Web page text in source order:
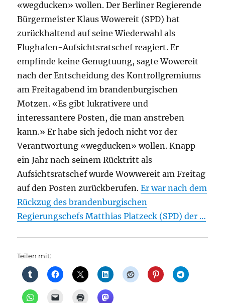
«wegducken» wollen. Der Berliner Regierende
Bürgermeister Klaus Wowereit (SPD) hat
zurückhaltend auf seine Wiederwahl als
Flughafen-Aufsichtsratschef reagiert. Er
empfinde keine Genugtuung, sagte Wowereit
nach der Entscheidung des Kontrollgremiums
am Freitagabend im brandenburgischen
Motzen. «Es gibt lukrativere und
interessantere Posten, die man anstreben
kann.» Er habe sich jedoch nicht vor der
Verantwortung «wegducken» wollen. Knapp
ein Jahr nach seinem Rücktritt als
Aufsichtsratschef wurde Wowwereit am Freitag
auf den Posten zurückberufen.Er war nach dem
Rückzug des brandenburgischen
Regierungschefs Matthias Platzeck (SPD) der …
Teilen mit: